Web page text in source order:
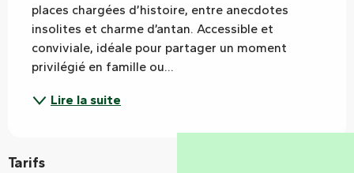
places chargées d’histoire, entre anecdotes
insolites et charme d’antan. Accessible et
conviviale, idéale pour partager un moment
privilégié en famille ou...
Lire la suite
Tarifs